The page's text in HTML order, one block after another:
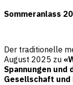
Sommeranlass
Der traditionelle
August 2025 zu
Spannungen
Gesellschaft und